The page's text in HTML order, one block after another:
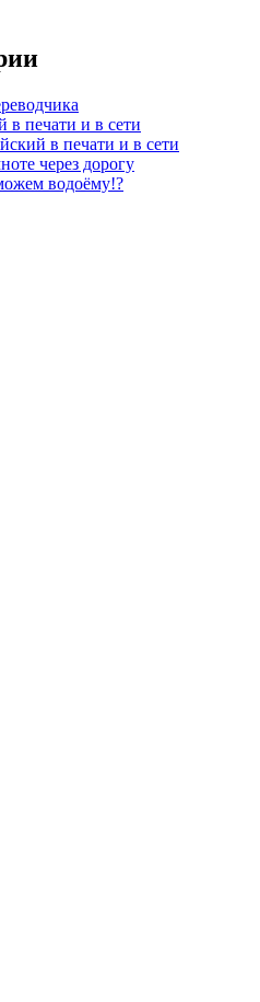
в печати и в сети
в печати и в сети
через дорогу
водоёму!?